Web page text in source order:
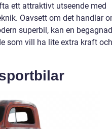
ett attraktivt utseende med
Oavsett om det handlar
superbil, kan en begagnad
som vill ha lite extra kraft och